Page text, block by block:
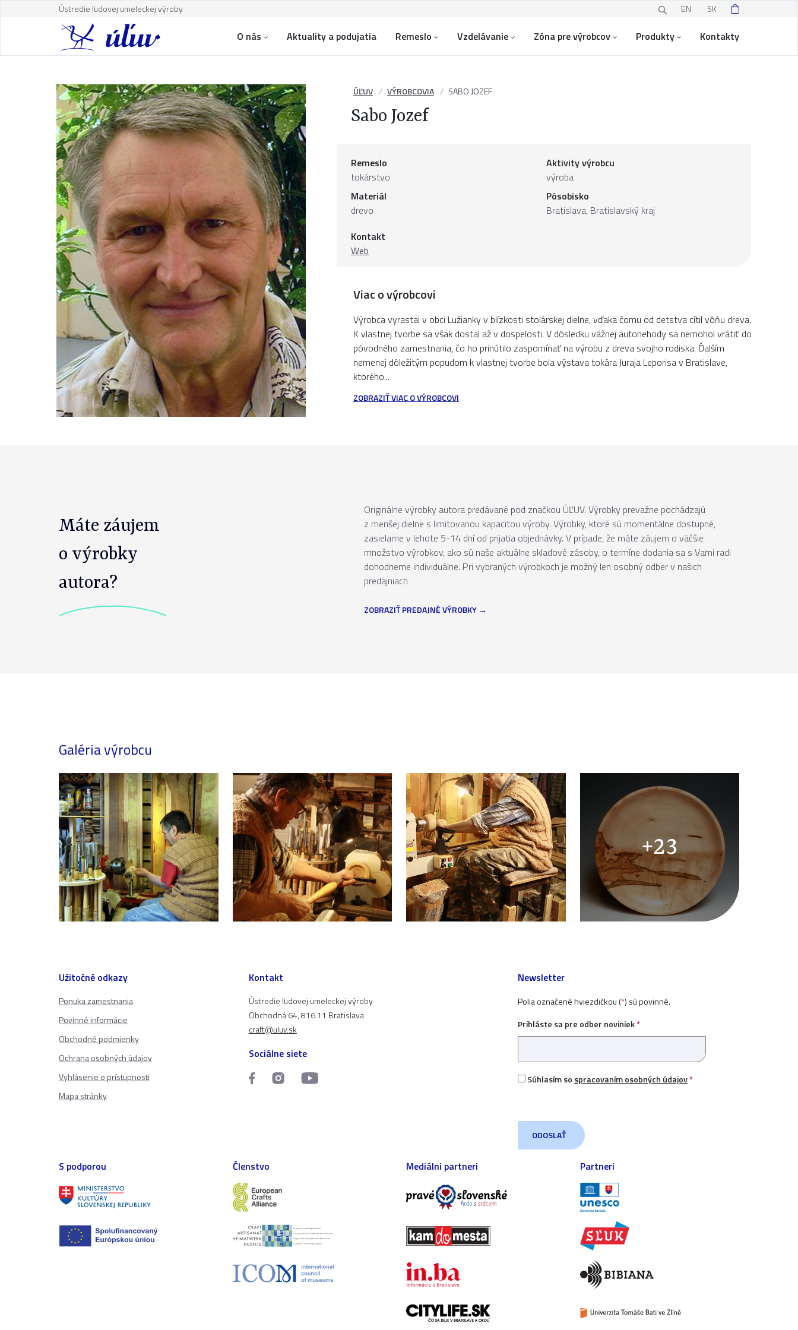
Ústredie ľudovej umeleckej výroby EN SK
O nás Aktuality a podujatia Remeslo Vzdelávanie Zóna pre výrobcov Produkty Kontakty
ÚĽUV VÝROBCOVIA SABO JOZEF
Sabo Jozef
Remeslo
tokárstvo
Aktivity výrobcu
výroba
Materiál
drevo
Pôsobisko
Bratislava, Bratislavský kraj
Kontakt
Web
Viac o výrobcovi
Výrobca vyrastal v obci Lužianky v blízkosti stolárskej dielne, vďaka čomu od detstva cítil vôňu dreva.
K vlastnej tvorbe sa však dostal až v dospelosti. V dôsledku vážnej autonehody sa nemohol vrátiť do
pôvodného zamestnania, čo ho prinútilo zaspomínať na výrobu z dreva svojho rodiska. Ďalším
nemenej dôležitým popudom k vlastnej tvorbe bola výstava tokára Juraja Leporisa v Bratislave,
ktorého...
ZOBRAZIŤ VIAC O VÝROBCOVI
Máte záujem
o výrobky
autora?
Originálne výrobky autora predávané pod značkou ÚĽUV. Výrobky prevažne pochádzajú
z menšej dielne s limitovanou kapacitou výroby. Výrobky, ktoré sú momentálne dostupné,
zasielame v lehote 5-14 dní od prijatia objednávky. V prípade, že máte záujem o väčšie
množstvo výrobkov, ako sú naše aktuálne skladové zásoby, o termíne dodania sa s Vami radi
dohodneme individuálne. Pri vybraných výrobkoch je možný len osobný odber v našich
predajniach
ZOBRAZIŤ PREDAJNÉ VÝROBKY
Galéria výrobcu
+23
Užitočné odkazy
Ponuka zamestnania
Povinné informácie
Obchodné podmienky
Ochrana osobných údajov
Vyhlásenie o prístupnosti
Mapa stránky
Kontakt
Ústredie ľudovej umeleckej výroby
Obchodná 64, 816 11 Bratislava
craft@uluv.sk
Sociálne siete
Newsletter
Polia označené hviezdičkou (*) sú povinné.
Prihláste sa pre odber noviniek*
Súhlasím so spracovaním osobných údajov*
S podporou Členstvo Mediálni partneri Partneri